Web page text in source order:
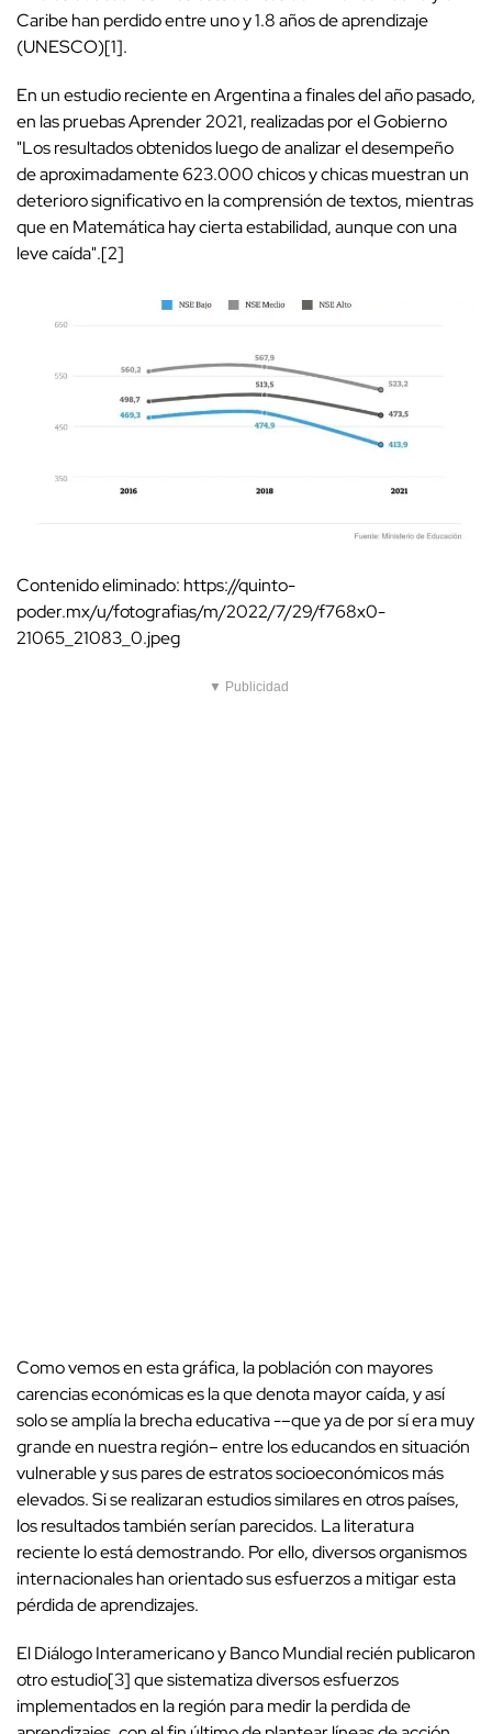
Caribe han perdido entre uno y 1.8 años de aprendizaje
(UNESCO)[1].
En un estudio reciente en Argentina a finales del año pasado,
en las pruebas Aprender 2021, realizadas por el Gobierno
"Los resultados obtenidos luego de analizar el desempeño
de aproximadamente 623.000 chicos y chicas muestran un
deterioro significativo en la comprensión de textos, mientras
que en Matemática hay cierta estabilidad, aunque con una
leve caída".[2]
Contenido eliminado: https://quinto-
poder.mx/u/fotografias/m/2022/7/29/f768x0-
21065_21083_0.jpeg
▼ Publicidad
Como vemos en esta gráfica, la población con mayores
carencias económicas es la que denota mayor caída, y así
solo se amplía la brecha educativa -–que ya de por sí era muy
grande en nuestra región– entre los educandos en situación
vulnerable y sus pares de estratos socioeconómicos más
elevados. Si se realizaran estudios similares en otros países,
los resultados también serían parecidos. La literatura
reciente lo está demostrando. Por ello, diversos organismos
internacionales han orientado sus esfuerzos a mitigar esta
pérdida de aprendizajes.
El Diálogo Interamericano y Banco Mundial recién publicaron
otro estudio[3] que sistematiza diversos esfuerzos
implementados en la región para medir la perdida de